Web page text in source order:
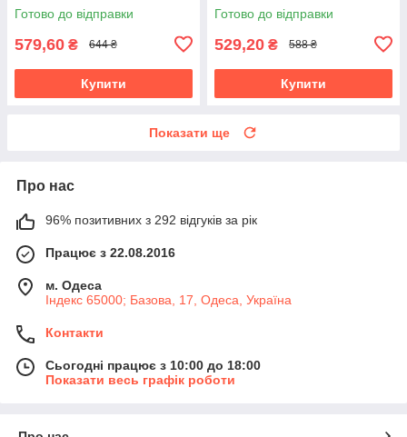
Готово до відправки
579,60 ₴ 644 ₴
Купити
Готово до відправки
529,20 ₴ 588 ₴
Купити
Показати ще
Про нас
96% позитивних з 292 відгуків за рік
Працює з 22.08.2016
м. Одеса
Індекс 65000; Базова, 17, Одеса, Україна
Контакти
Сьогодні працює з 10:00 до 18:00
Показати весь графік роботи